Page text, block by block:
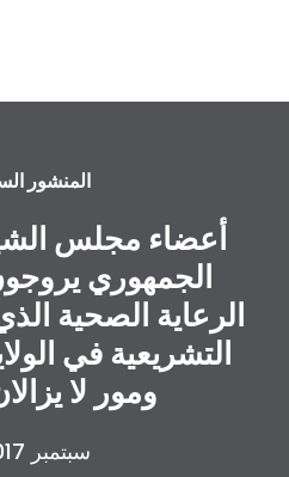
المنشور
أعضاء مجلس
الجمهوري
الرعاية الصحية
التشريعية في
ومور لا
21 سبتمبر 2017